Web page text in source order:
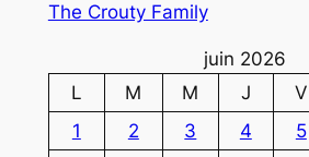
The Crouty Family
juin 2026
L
M M J V
1
2 3 4 5